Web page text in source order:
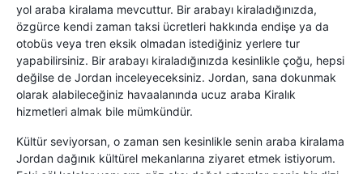
yol araba kiralama mevcuttur. Bir arabayı kiraladığınızda,
özgürce kendi zaman taksi ücretleri hakkında endişe ya da
otobüs veya tren eksik olmadan istediğiniz yerlere tur
yapabilirsiniz. Bir arabayı kiraladığınızda kesinlikle çoğu, hepsi
değilse de Jordan inceleyeceksiniz. Jordan, sana dokunmak
olarak alabileceğiniz havaalanında ucuz araba Kiralık
hizmetleri almak bile mümkündür.
Kültür seviyorsan, o zaman sen kesinlikle senin araba kiralama
Jordan dağınık kültürel mekanlarına ziyaret etmek istiyorum.